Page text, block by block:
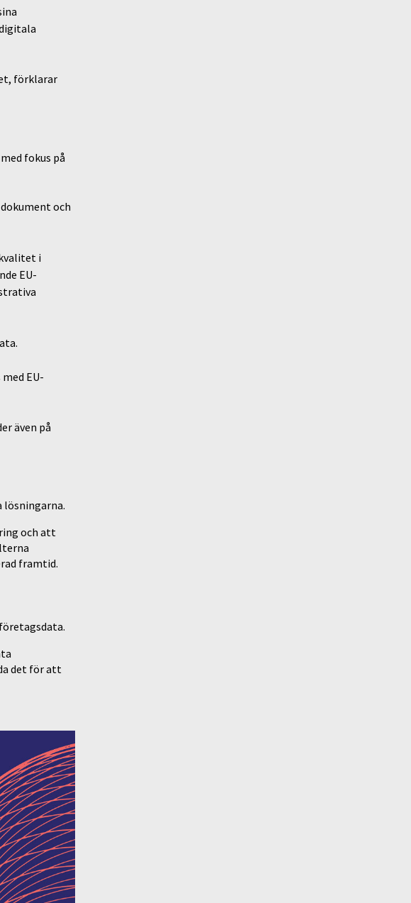
förklarar
fokus på
och
i
EU-
EU-
även på
lösningarna.
och att
framtid.
det för att